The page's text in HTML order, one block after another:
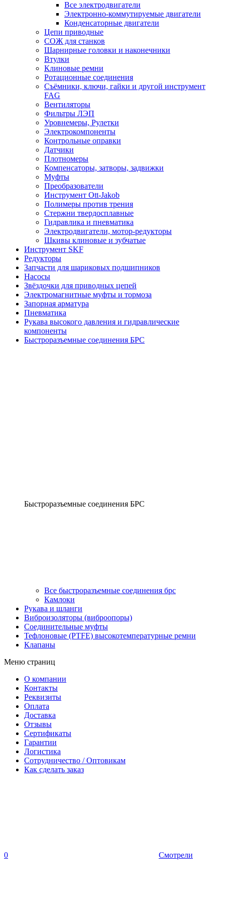
Все электродвигатели
Электронно-коммутируемые двигатели
Конденсаторные двигатели
Цепи приводные
СОЖ для станков
Шарнирные головки и наконечники
Втулки
Клиновые ремни
Ротационные соединения
Съёмники, ключи, гайки и другой инструмент
FAG
Вентиляторы
Фильтры ЛЭП
Уровнемеры, Рулетки
Электрокомпоненты
Контрольные оправки
Датчики
Плотномеры
Компенсаторы, затворы, задвижки
Муфты
Преобразователи
Инструмент Ott-Jakob
Полимеры против трения
Стержни твердосплавные
Гидравлика и пневматика
Электродвигатели, мотор-редукторы
Шкивы клиновые и зубчатые
Инструмент SKF
Редукторы
Запчасти для шариковых подшипников
Насосы
Звёздочки для приводных цепей
Электромагнитные муфты и тормоза
Запорная арматура
Пневматика
Рукава высокого давления и гидравлические
компоненты
Быстроразъемные соединения БРС
Быстроразъемные соединения БРС
Все быстроразъемные соединения брс
Камлоки
Рукава и шланги
Виброизоляторы (виброопоры)
Соединительные муфты
Тефлоновые (PTFE) высокотемпературные ремни
Клапаны
Меню страниц
О компании
Контакты
Реквизиты
Оплата
Доставка
Отзывы
Сертификаты
Гарантии
Логистика
Сотрудничество / Оптовикам
Как сделать заказ
0 Смотрели